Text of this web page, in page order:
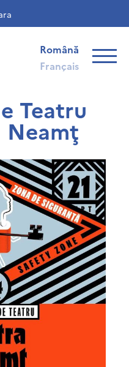
Română
Français
Teatru
Neamţ